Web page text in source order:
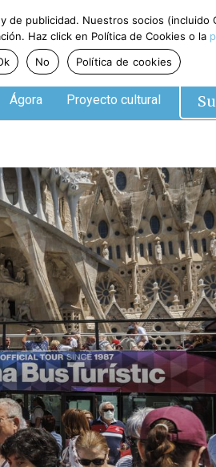
Ágora Proyecto cultural
publicidad. Nuestros socios
Haz click en Política de Cookies o la
No Política de cookies